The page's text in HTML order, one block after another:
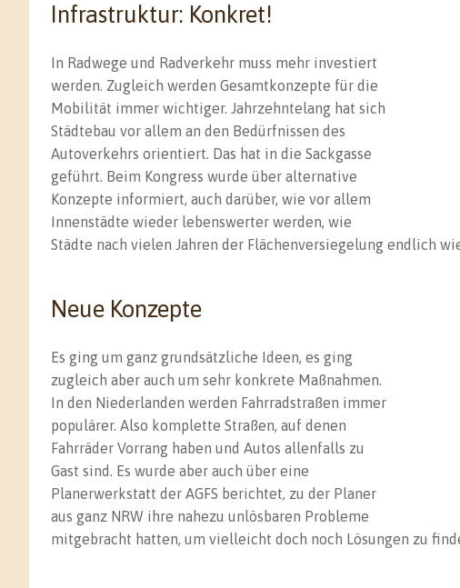
Infrastruktur: Konkret!
In Radwege und Radverkehr muss mehr investiert
werden. Zugleich werden Gesamtkonzepte für die
Mobilität immer wichtiger. Jahrzehntelang hat sich
Städtebau vor allem an den Bedürfnissen des
Autoverkehrs orientiert. Das hat in die Sackgasse
geführt. Beim Kongress wurde über alternative
Konzepte informiert, auch darüber, wie vor allem
Innenstädte wieder lebenswerter werden, wie
Städte nach vielen Jahren der Flächenversiegelung endlich
Neue Konzepte
Es ging um ganz grundsätzliche Ideen, es ging
zugleich aber auch um sehr konkrete Maßnahmen.
In den Niederlanden werden Fahrradstraßen immer
populärer. Also komplette Straßen, auf denen
Fahrräder Vorrang haben und Autos allenfalls zu
Gast sind. Es wurde aber auch über eine
Planerwerkstatt der AGFS berichtet, zu der Planer
aus ganz NRW ihre nahezu unlösbaren Probleme
mitgebracht hatten, um vielleicht doch noch Lösungen zu